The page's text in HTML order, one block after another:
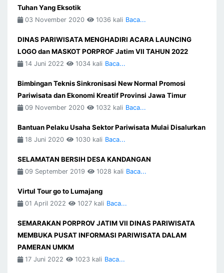
Tuhan Yang Eksotik
03 November 2020 1036 kali Baca...
DINAS PARIWISATA MENGHADIRI ACARA LAUNCING
LOGO dan MASKOT PORPROF Jatim VII TAHUN 2022
14 Juni 2022 1034 kali Baca...
Bimbingan Teknis Sinkronisasi New Normal Promosi
Pariwisata dan Ekonomi Kreatif Provinsi Jawa Timur
09 November 2020 1032 kali Baca...
Bantuan Pelaku Usaha Sektor Pariwisata Mulai Disalurkan
18 Juni 2020 1030 kali Baca...
SELAMATAN BERSIH DESA KANDANGAN
09 September 2019 1028 kali Baca...
Virtul Tour go to Lumajang
01 April 2022 1027 kali Baca...
SEMARAKAN PORPROV JATIM VII DINAS PARIWISATA
MEMBUKA PUSAT INFORMASI PARIWISATA DALAM
PAMERAN UMKM
17 Juni 2022 1023 kali Baca...